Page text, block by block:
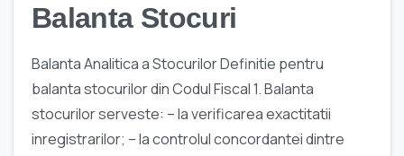
Balanta Stocuri
Balanta Analitica a Stocurilor Definitie pentru
balanta stocurilor din Codul Fiscal 1. Balanta
stocurilor serveste: – la verificarea exactitatii
inregistrarilor; – la controlul concordantei dintre